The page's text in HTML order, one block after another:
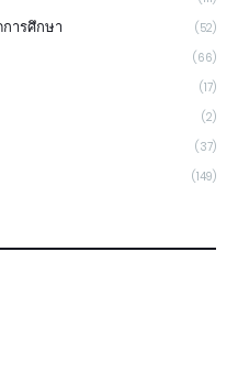
ารศึกษา (52)
(66)
(17)
(2)
(37)
(149)